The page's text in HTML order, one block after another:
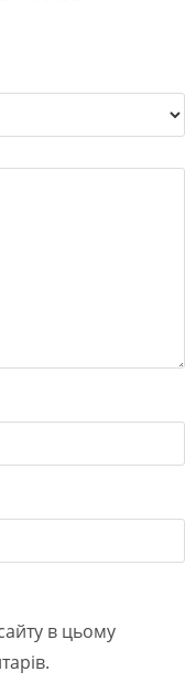
в цьому